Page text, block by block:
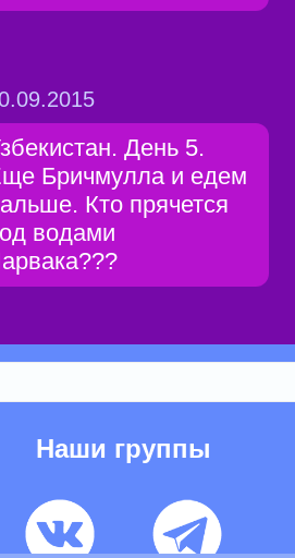
День 5.
Бричмулла и едем
Кто прячется
водами
Наши группы